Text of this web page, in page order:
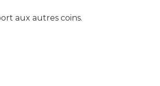
aux autres coins.